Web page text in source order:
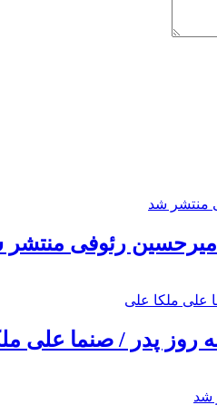
رئوفی
روز پدر / صنما علی